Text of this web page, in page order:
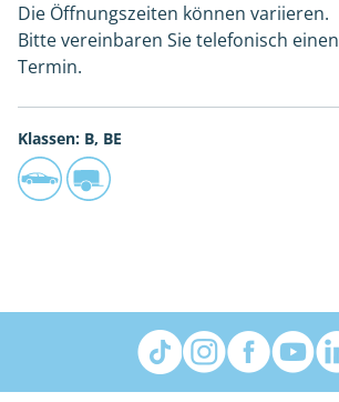
Die Öffnungszeiten können variieren.
Bitte vereinbaren Sie telefonisch einen
Termin.
Klassen: B, BE